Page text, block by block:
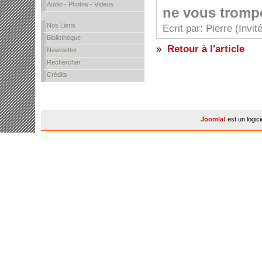
Audio - Photos - Videos
Nos Liens
Bibliothèque
Newsletter
Rechercher
Crédits
ne vous
Ecrit par: Pierre
» Retour à l'article
Joomla! est un